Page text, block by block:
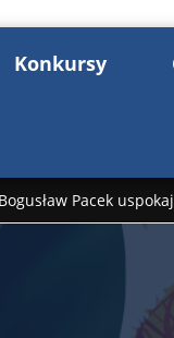
Konkursy
Pacek
1255 ...
w podróży do